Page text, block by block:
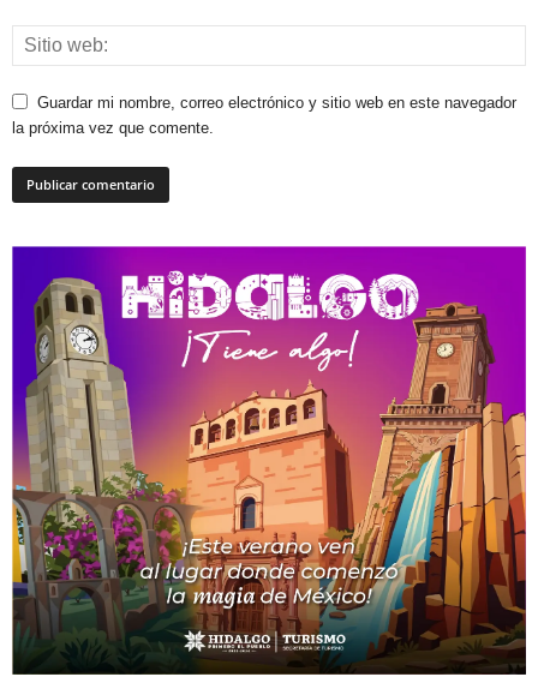
Guardar mi nombre, correo electrónico y sitio web en este navegador
la próxima vez que comente.